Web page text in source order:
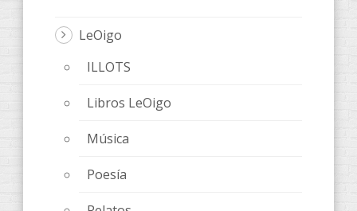
LeOigo
ILLOTS
Libros LeOigo
Música
Poesía